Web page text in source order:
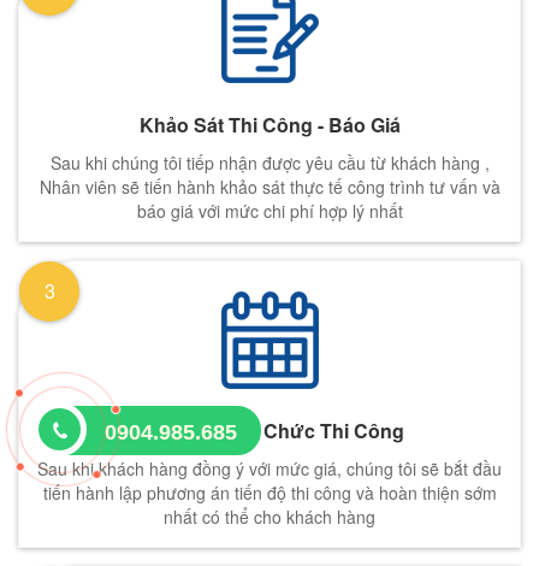
Khảo Sát Thi Công - Báo Giá
Sau khi chúng tôi tiếp nhận được yêu cầu từ khách hàng ,
Nhân viên sẽ tiến hành khảo sát thực tế công trình tư vấn và
báo giá với mức chi phí hợp lý nhất
Tiến Hành Tổ Chức Thi Công
Sau khi khách hàng đồng ý với mức giá, chúng tôi sẽ bắt đầu
tiến hành lập phương án tiến độ thi công và hoàn thiện sớm
nhất có thể cho khách hàng
3
0904.985.685